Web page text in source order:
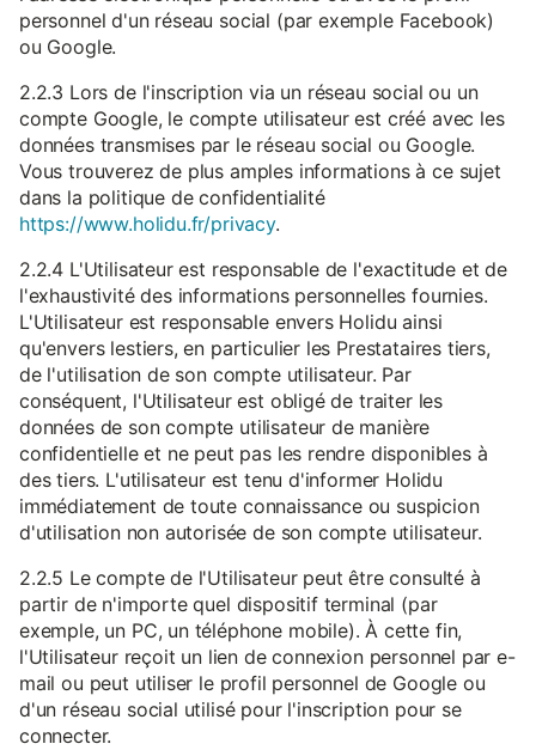
personnel d'un réseau social (par exemple Facebook)
ou Google.
2.2.3 Lors de l'inscription via un réseau social ou un
compte Google, le compte utilisateur est créé avec les
données transmises par le réseau social ou Google.
Vous trouverez de plus amples informations à ce sujet
dans la politique de confidentialité
https://www.holidu.fr/privacy.
2.2.4 L'Utilisateur est responsable de l'exactitude et de
l'exhaustivité des informations personnelles fournies.
L'Utilisateur est responsable envers Holidu ainsi
qu'envers lestiers, en particulier les Prestataires tiers,
de l'utilisation de son compte utilisateur. Par
conséquent, l'Utilisateur est obligé de traiter les
données de son compte utilisateur de manière
confidentielle et ne peut pas les rendre disponibles à
des tiers. L'utilisateur est tenu d'informer Holidu
immédiatement de toute connaissance ou suspicion
d'utilisation non autorisée de son compte utilisateur.
2.2.5 Le compte de l'Utilisateur peut être consulté à
partir de n'importe quel dispositif terminal (par
exemple, un PC, un téléphone mobile). À cette fin,
l'Utilisateur reçoit un lien de connexion personnel par e-
mail ou peut utiliser le profil personnel de Google ou
d'un réseau social utilisé pour l'inscription pour se
connecter.